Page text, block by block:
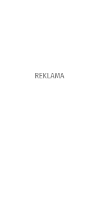
REKLAMA